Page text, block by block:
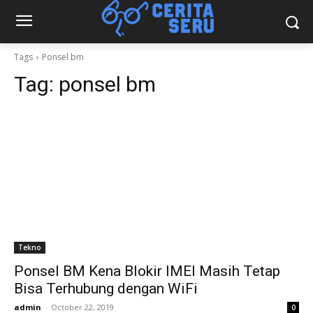
Tags Ponsel bm
Tag: ponsel bm
Tekno
Ponsel BM Kena Blokir IMEI Masih Tetap
Bisa Terhubung dengan WiFi
admin - October 22, 2019 0